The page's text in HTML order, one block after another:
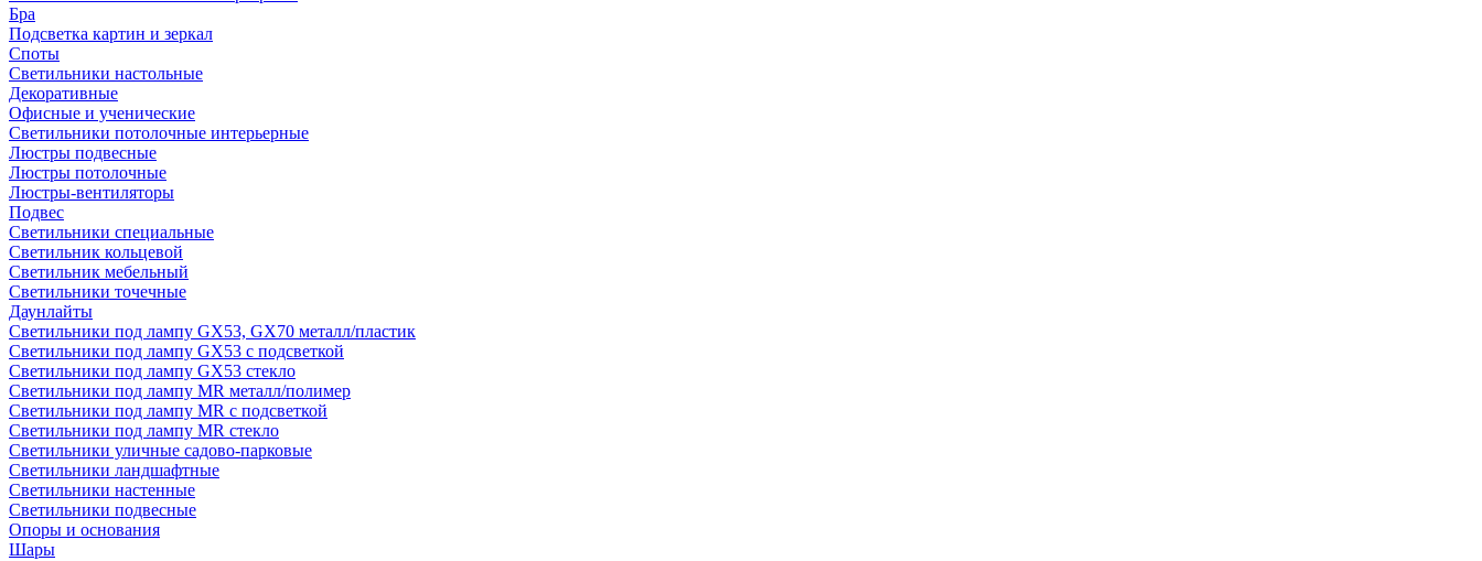
Бра
Подсветка картин и зеркал
Споты
Светильники настольные
Декоративные
Офисные и ученические
Светильники потолочные интерьерные
Люстры подвесные
Люстры потолочные
Люстры-вентиляторы
Подвес
Светильники специальные
Светильник кольцевой
Светильник мебельный
Светильники точечные
Даунлайты
Светильники под лампу GX53, GX70 металл/пластик
Светильники под лампу GX53 с подсветкой
Светильники под лампу GX53 стекло
Светильники под лампу MR металл/полимер
Светильники под лампу MR с подсветкой
Светильники под лампу MR стекло
Светильники уличные садово-парковые
Светильники ландшафтные
Светильники настенные
Светильники подвесные
Опоры и основания
Шары